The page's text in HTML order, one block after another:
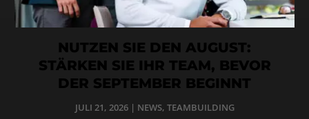
NUTZEN SIE DEN AUGUST:
STÄRKEN SIE IHR TEAM, BEVOR
DER SEPTEMBER BEGINNT
JULI 21, 2026| NEWS, TEAMBUILDING